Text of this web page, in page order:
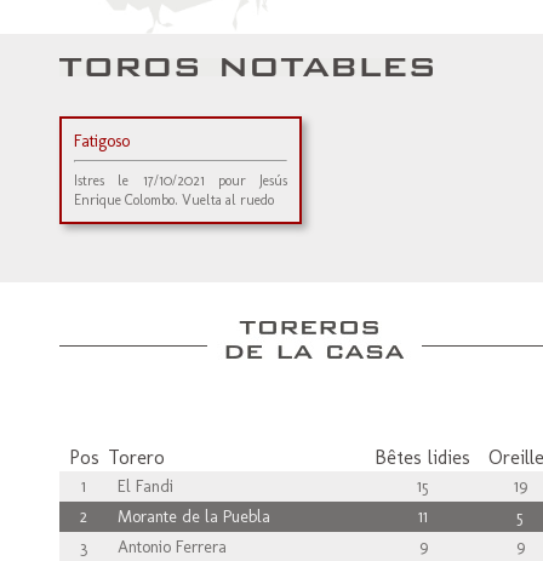
Fatigoso
Istres le 17/10/2021 pour Jesús
Enrique Colombo. Vuelta al ruedo
Pos Torero Bêtes lidies
1 El Fandi 15
19
2
Morante de la Puebla 11
5
3
Antonio Ferrera 9
9